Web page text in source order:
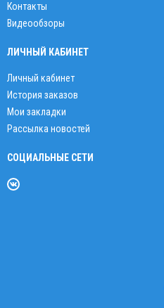
Контакты
Видеообзоры
ЛИЧНЫЙ КАБИНЕТ
Личный кабинет
История заказов
Мои закладки
Рассылка новостей
СОЦИАЛЬНЫЕ СЕТИ